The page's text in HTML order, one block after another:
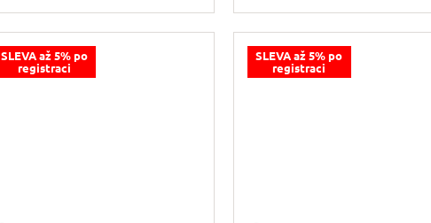
SLEVA až 5% po
registraci
SLEVA až 5% po
registraci